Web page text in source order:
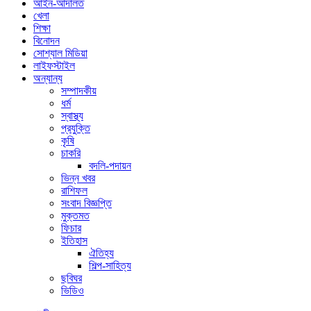
আইন-আদালত
খেলা
শিক্ষা
বিনোদন
সোশ্যাল মিডিয়া
লাইফস্টাইল
অন্যান্য
সম্পাদকীয়
ধর্ম
স্বাস্থ্য
প্রযুক্তি
কৃষি
চাকরি
বদলি-পদায়ন
ভিন্ন খবর
রাশিফল
সংবাদ বিজ্ঞপ্তি
মুক্তমত
ফিচার
ইতিহাস
ঐতিহ্য
শিল্প-সাহিত্য
ছবিঘর
ভিডিও